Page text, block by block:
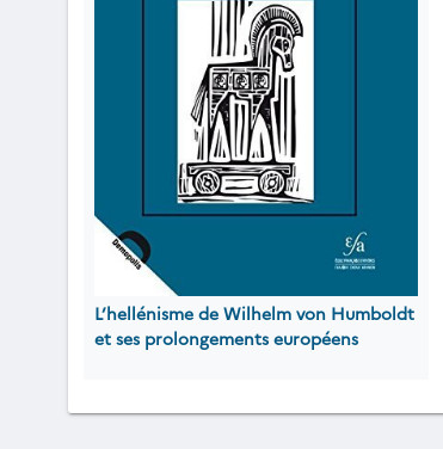
L’hellénisme de Wilhelm von Humboldt
et ses prolongements européens